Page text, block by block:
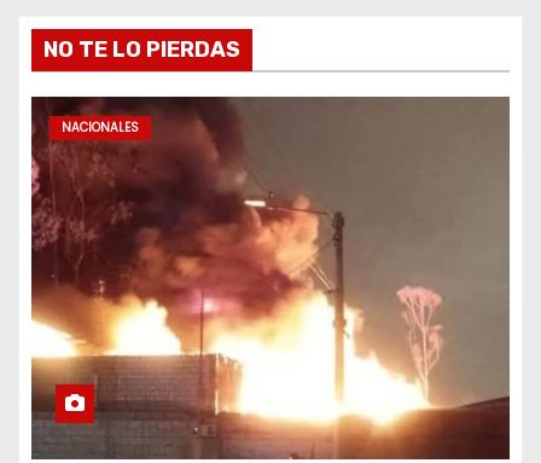
NO TE LO PIERDAS
NACIONALES